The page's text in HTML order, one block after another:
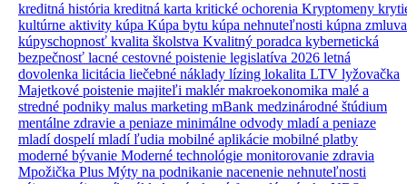
kreditná história kreditná karta kritické ochorenia Kryptomeny
kultúrne aktivity kúpa Kúpa bytu kúpa nehnuteľnosti kúpna zmluva
kúpyschopnosť kvalita školstva Kvalitný poradca kybernetická
bezpečnosť lacné cestovné poistenie legislatíva 2026 letná
dovolenka licitácia liečebné náklady lízing lokalita LTV lyžovačka
Majetkové poistenie majiteľi maklérmakroekonomika malé a
stredné podniky malus marketing mBank medzinárodné štúdium
mentálne zdravie a peniaze minimálne odvody mladí a peniaze
mladí dospelímladí ľudia mobilné aplikácie mobilné platby
moderné bývanie Moderné technológie monitorovanie zdravia
Mpožička Plus Mýty na podnikanie nacenenie nehnuteľnosti